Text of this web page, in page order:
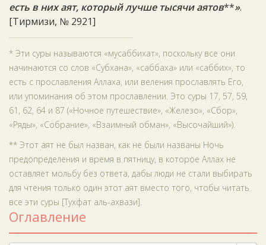
есть в них аят, который лучше тысячи аятов**».
[Тирмизи, № 2921]
* Эти суры называются «мусаббихат», поскольку все они
начинаются со слов «Субхана», «саббаха» или «саббих», то
есть с прославления Аллаха, или веления прославлять Его,
или упоминания об этом прославлении. Это суры 17, 57, 59,
61, 62, 64 и 87 («Ночное путешествие», «Железо», «Сбор»,
«Ряды», «Собрание», «Взаимный обман», «Высочайший»).
** Этот аят не был назван, как не были названы Ночь
предопределения и время в пятницу, в которое Аллах не
оставляет мольбу без ответа, дабы люди не стали выбирать
для чтения только один этот аят вместо того, чтобы читать
все эти суры [Тухфат аль-ахвази].
Оглавление